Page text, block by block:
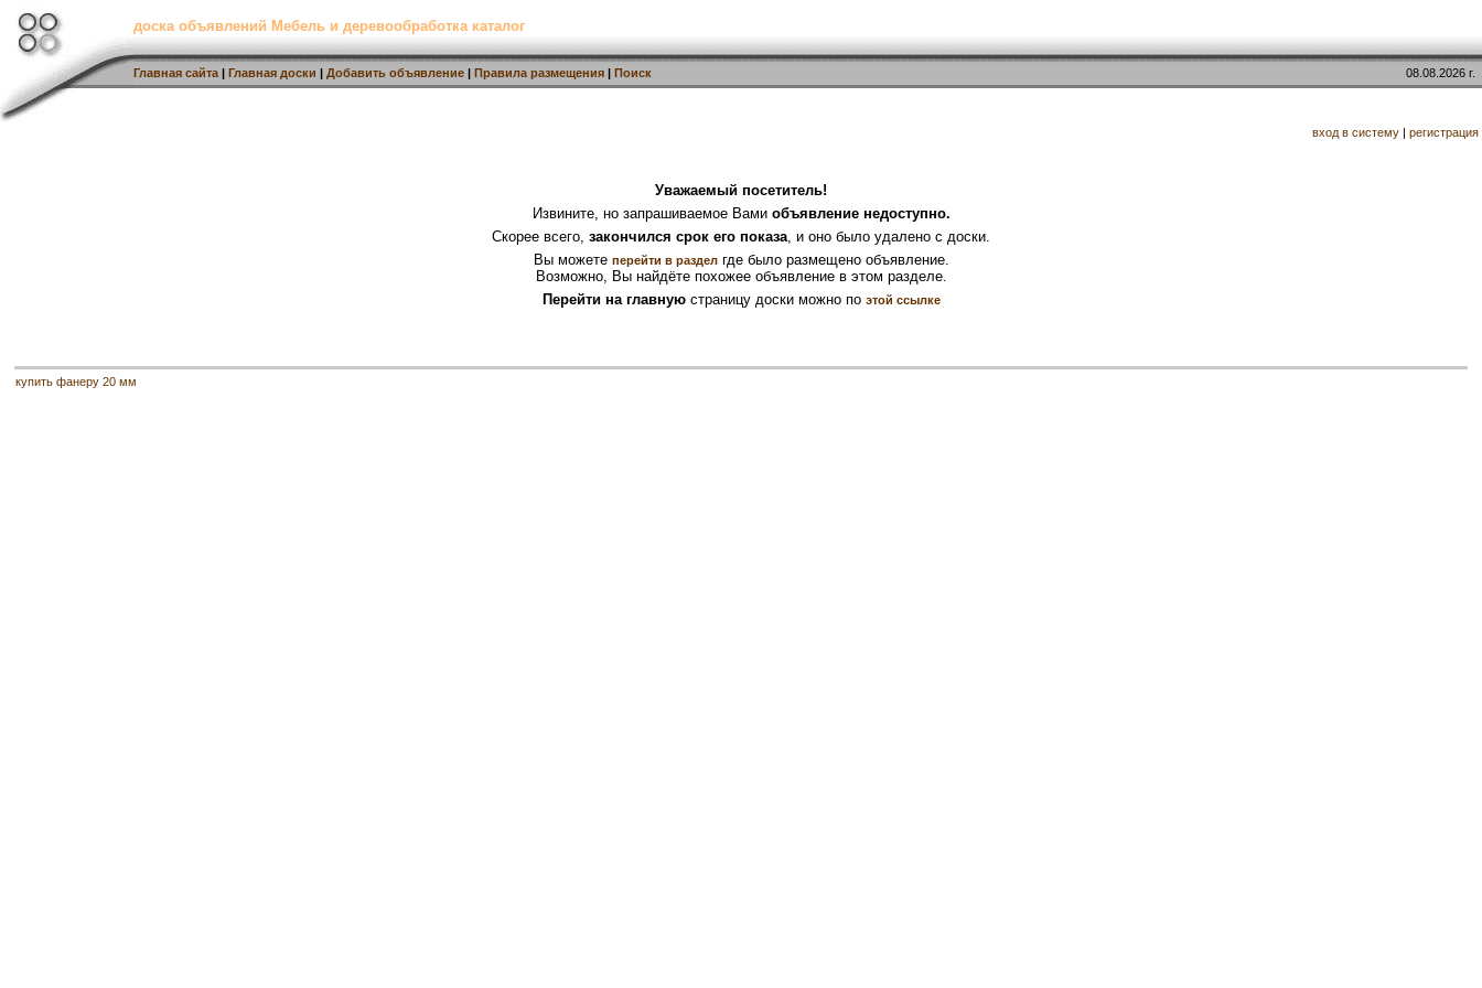
доска объявлений Мебель и деревообработка каталог
Главная сайта | Главная доски | Добавить объявление | Правила размещения | Поиск 08.08.2026 г.
вход в систему | регистрация
Уважаемый посетитель!
Извините, но запрашиваемое Вами объявление недоступно.
Скорее всего, закончился срок его показа, и оно было удалено с доски.
Вы можете перейти в разделгде было размещено объявление.
Возможно, Вы найдёте похожее объявление в этом разделе.
Перейти на главнуюстраницу доски можно по этой ссылке
купить фанеру 20 мм